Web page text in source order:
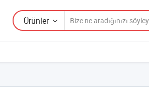
Ürünler